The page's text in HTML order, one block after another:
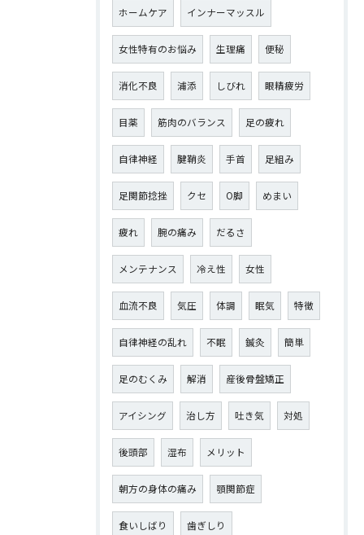
ホームケア インナーマッスル
女性特有のお悩み 生理痛 便秘
消化不良 浦添 しびれ 眼精疲労
目薬 筋肉のバランス 足の疲れ
自律神経 腱鞘炎 手首 足組み
足関節捻挫 クセ O脚 めまい
疲れ 腕の痛み だるさ
メンテナンス 冷え性 女性
血流不良 気圧 体調 眠気 特徴
自律神経の乱れ 不眠 鍼灸 簡単
足のむくみ 解消 産後骨盤矯正
アイシング 治し方 吐き気 対処
後頭部 湿布 メリット
朝方の身体の痛み 顎関節症
食いしばり 歯ぎしり